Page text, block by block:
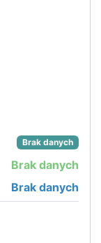
Brak danych
Brak danych
Brak danych